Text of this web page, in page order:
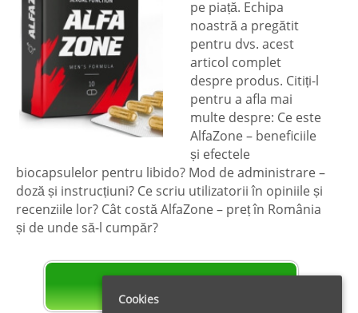
pe piață. Echipa
noastră a pregătit
pentru dvs. acest
articol complet
despre produs. Citiți-l
pentru a afla mai
multe despre: Ce este
AlfaZone – beneficiile
și efectele
biocapsulelor pentru libido? Mod de administrare–
doză și instrucțiuni? Ce scriu utilizatorii în opiniile și
recenziile lor? Cât costă AlfaZone – preț în România
și de unde să-l cumpăr?
Cookies